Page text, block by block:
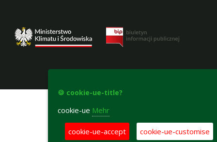
🍪 cookie-ue-title?
cookie-ue Mehr
cookie-ue-accept cookie-ue-customise